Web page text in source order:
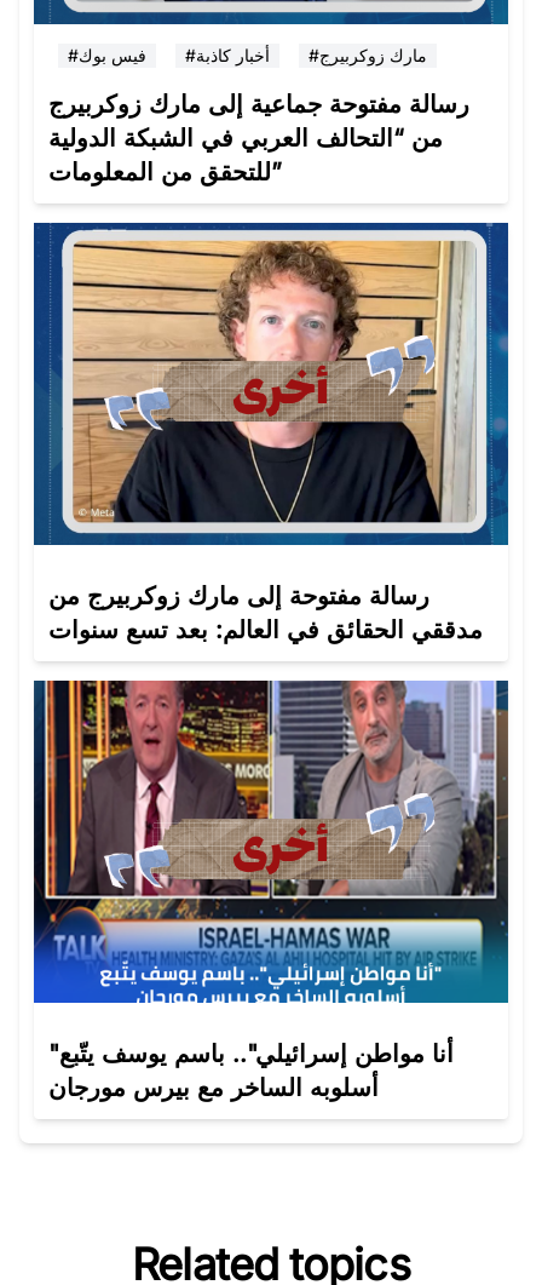
#فيس بوك #أخبار كاذبة #مارك زوكربيرج
رسالة مفتوحة جماعية إلى مارك زوكربيرج
من “التحالف العربي في الشبكة الدولية
للتحقق من المعلومات”
رسالة مفتوحة إلى مارك زوكربيرج من
مدققي الحقائق في العالم: بعد تسع سنوات
"أنا مواطن إسرائيلي".. باسم يوسف يتّبع
أسلوبه الساخر مع بيرس مورجان
Related topics